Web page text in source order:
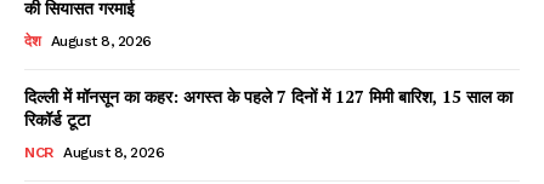
Facebook
X WhatsApp
Read Latest News on AIN
की सियासत गरमाई
देश August 8, 2026
दिल्ली में मॉनसून का कहर: अगस्त के पहले 7 दिनों में 127 मिमी बारिश, 15 साल का
रिकॉर्ड टूटा
NCR August 8, 2026